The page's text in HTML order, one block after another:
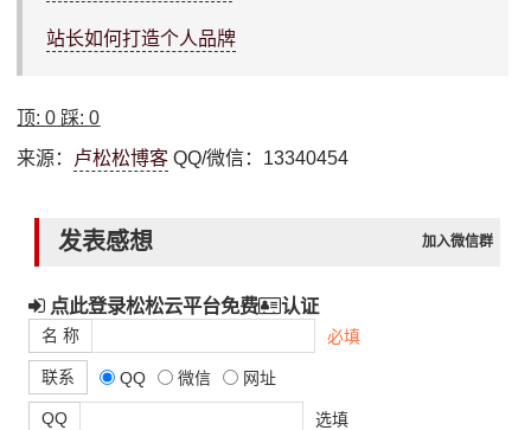
站长如何打造个人品牌
顶:0 踩:0
来源： 卢松松博客 QQ/微信：13340454
发表感想 加入微信群
点此登录松松云平台免费 认证
名 称 必填
联系 QQ 微信 网址
QQ 选填